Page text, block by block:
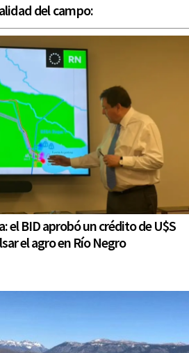
del campo:
el BID aprobó un crédito de U$S
el agro en Río Negro